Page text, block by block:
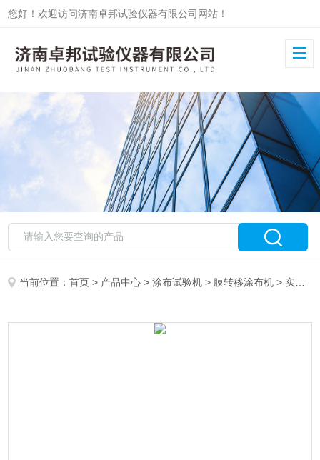
您好！欢迎访问济南卓邦试验仪器有限公司网站！
当前位置：首页 > 产品中心 >涂布试验机 > 膜转移涂布机 > 实验室膜转移施胶机